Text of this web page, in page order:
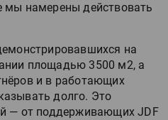
мы намерены действовать
на
площадью 3500 м2, а
и в работающих
долго. Это
— от поддерживающих JDF